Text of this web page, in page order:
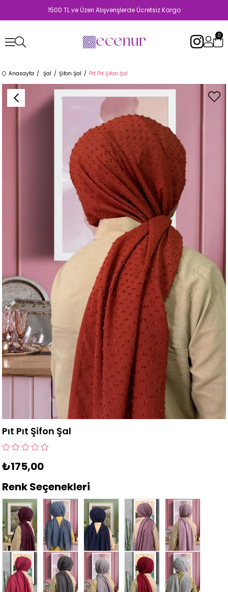
1500 TL ve Üzeri Alışverişlerde Ücretsiz Kargo
0
Anasayfa Şal Şifon Şal Pıt Pıt Şifon Şal
Pıt Pıt Şifon Şal
₺175,00
Renk Seçenekleri